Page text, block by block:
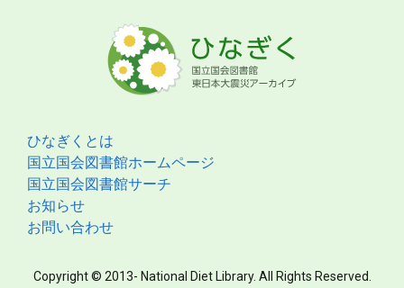
ひなぎくとは
国立国会図書館ホームページ
国立国会図書館サーチ
お知らせ
お問い合わせ
Copyright © 2013- National Diet Library. All Rights Reserved.